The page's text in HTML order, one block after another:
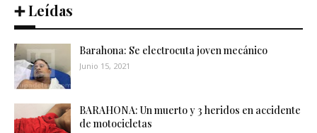
➕ Leídas
Barahona: Se electrocuta joven mecánico
Junio 15, 2021
BARAHONA: Un muerto y 3 heridos en accidente
de motocicletas